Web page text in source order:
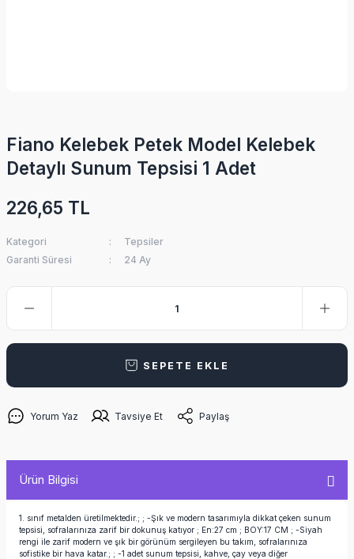
Fiano Kelebek Petek Model Kelebek
Detaylı Sunum Tepsisi 1 Adet
226,65 TL
Kategori
Tepsiler
Garanti Süresi
24 Ay
SEPETE EKLE
Yorum Yaz Tavsiye Et Paylaş
Ürün Bilgisi
1. sınıf metalden üretilmektedir.; ; -Şık ve modern tasarımıyla dikkat çeken sunum
tepsisi, sofralarınıza zarif bir dokunuş katıyor ; En:27 cm ; BOY:17 CM ; -Siyah
rengi ile zarif modern ve şık bir görünüm sergileyen bu takım, sofralarınıza
sofistike bir hava katar.; ; -1 adet sunum tepsisi, kahve, çay veya diğer